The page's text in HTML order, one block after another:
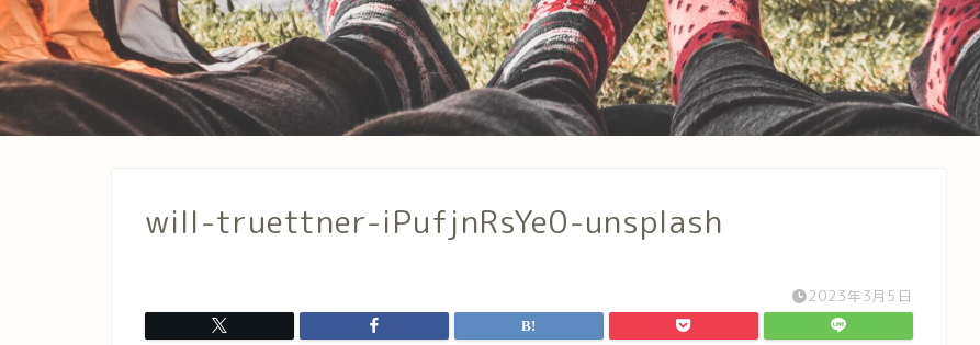
will-truettner-iPufjnRsYe0-unsplash
2023年3月5日